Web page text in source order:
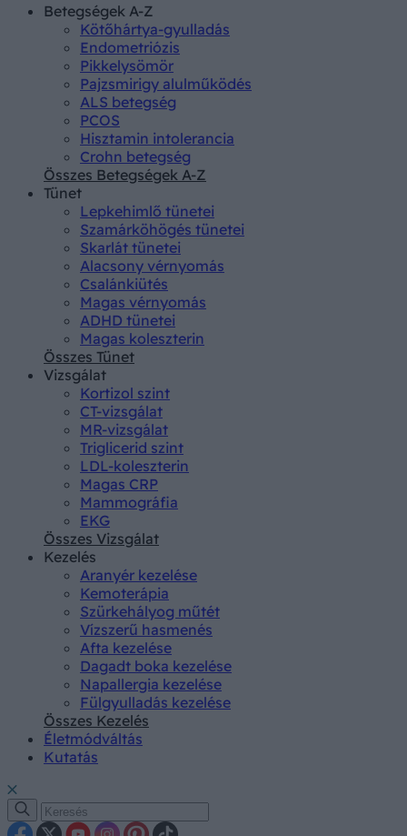
Betegségek A-Z
Kötőhártya-gyulladás
Endometriózis
Pikkelysömör
Pajzsmirigy alulműködés
ALS betegség
PCOS
Hisztamin intolerancia
Crohn betegség
Összes Betegségek A-Z
Tünet
Lepkehimlő tünetei
Szamárköhögés tünetei
Skarlát tünetei
Alacsony vérnyomás
Csalánkiütés
Magas vérnyomás
ADHD tünetei
Magas koleszterin
Összes Tünet
Vizsgálat
Kortizol szint
CT-vizsgálat
MR-vizsgálat
Triglicerid szint
LDL-koleszterin
Magas CRP
Mammográfia
EKG
Összes Vizsgálat
Kezelés
Aranyér kezelése
Kemoterápia
Szürkehályog műtét
Vízszerű hasmenés
Afta kezelése
Dagadt boka kezelése
Napallergia kezelése
Fülgyulladás kezelése
Összes Kezelés
Életmódváltás
Kutatás